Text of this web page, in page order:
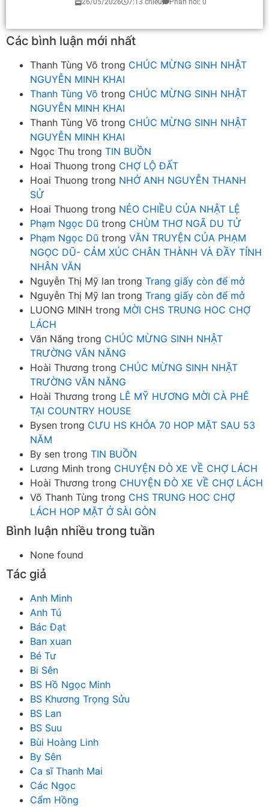
Các bình luận mới nhất
Thanh Tùng Võ trong CHÚC MỪNG SINH NHẬT
NGUYỄN MINH KHAI
Thanh Tùng Võ trong CHÚC MỪNG SINH NHẬT
NGUYỄN MINH KHAI
Thanh Tùng Võ trong CHÚC MỪNG SINH NHẬT
NGUYỄN MINH KHAI
Ngọc Thu trong TIN BUỒN
Hoai Thuong trong CHỢ LỘ ĐẤT
Hoai Thuong trong NHỚ ANH NGUYỄN THANH
SỬ
Hoai Thuong trong NẺO CHIỀU CỦA NHẬT LỆ
Phạm Ngọc Dũ trong CHÙM THƠ NGÃ DU TỬ
Phạm Ngọc Dũ trong VĂN TRUYỆN CỦA PHẠM
NGỌC DŨ- CẢM XÚC CHÂN THÀNH VÀ ĐẦY TÍNH
NHÂN VĂN
Nguyễn Thị Mỹ lan trong Trang giấy còn để mở
Nguyễn Thị Mỹ lan trong Trang giấy còn để mở
LUONG MINH trong MỜI CHS TRUNG HOC CHỢ
LÁCH
Văn Năng trong CHÚC MỪNG SINH NHẬT
TRƯỜNG VĂN NĂNG
Hoài Thương trong CHÚC MỪNG SINH NHẬT
TRƯỜNG VĂN NĂNG
Hoài Thương trong LÊ MỸ HƯƠNG MỜI CÀ PHÊ
TẠI COUNTRY HOUSE
Bysen trong CƯU HS KHÓA 70 HOP MẶT SAU 53
NĂM
By sen trong TIN BUỒN
Lương Minh trong CHUYỆN ĐÒ XE VỀ CHỢ LÁCH
Hoài Thương trong CHUYỆN ĐÒ XE VỀ CHỢ LÁCH
Võ Thanh Tùng trong CHS TRUNG HOC CHỢ
LÁCH HOP MẶT Ở SÀI GÒN
Bình luận nhiều trong tuần
None found
Tác giả
Anh Minh
Anh Tú
Bác Đạt
Ban xuan
Bé Tư
Bi Sên
BS Hồ Ngọc Minh
BS Khương Trọng Sửu
BS Lan
BS Suu
Bùi Hoàng Linh
By Sên
Ca sĩ Thanh Mai
Các Ngọc
Cẩm Hồng